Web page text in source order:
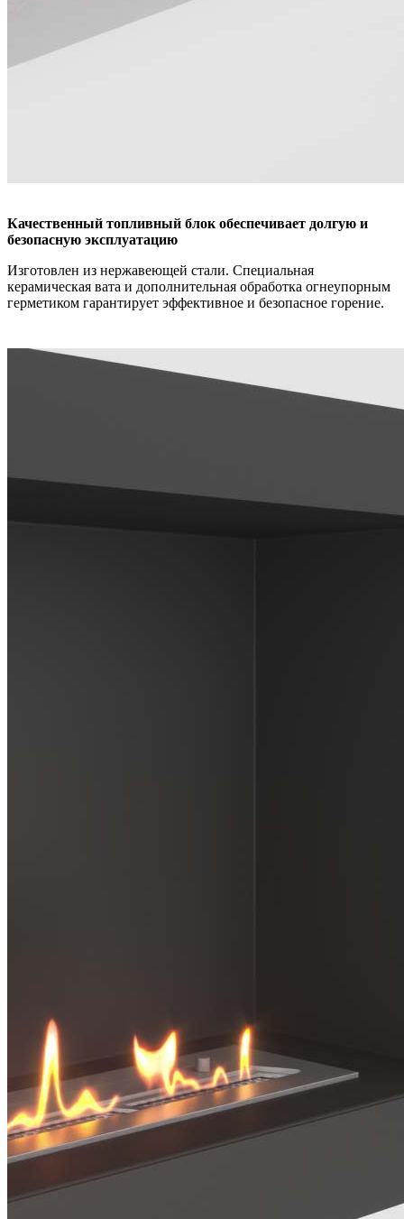
Качественный топливный блок обеспечивает долгую и
безопасную эксплуатацию
Изготовлен из нержавеющей стали. Специальная
керамическая вата и дополнительная обработка огнеупорным
герметиком гарантирует эффективное и безопасное горение.